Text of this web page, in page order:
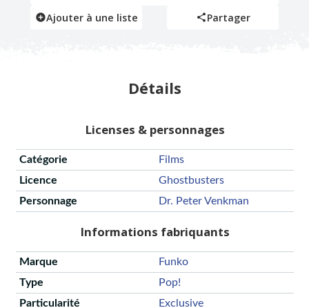
Ajouter à une liste
Partager
Détails
Licenses & personnages
Catégorie
Films
Licence
Ghostbusters
Personnage
Dr. Peter Venkman
Informations fabriquants
Marque
Funko
Type
Pop!
Particularité
Exclusive